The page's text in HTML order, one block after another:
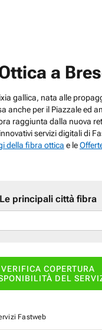
a
gallica, nata alle
anche per il Piazzale ed
raggiunta dalla nuova
servizi digitali di
della fibra ottica e le
Le principali città fibra
VERIFICA COPERTURA
DEL
Fastweb